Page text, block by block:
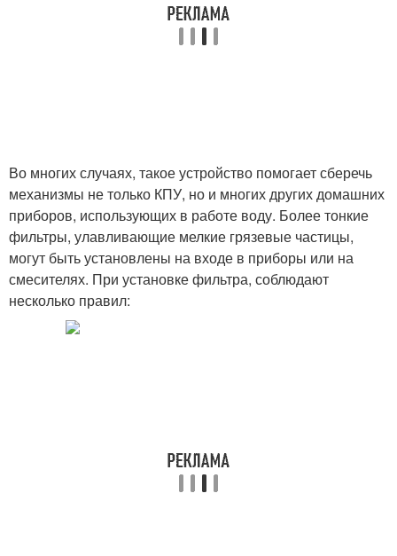
Во многих случаях, такое устройство помогает сберечь
механизмы не только КПУ, но и многих других домашних
приборов, использующих в работе воду. Более тонкие
фильтры, улавливающие мелкие грязевые частицы,
могут быть установлены на входе в приборы или на
смесителях. При установке фильтра, соблюдают
несколько правил: